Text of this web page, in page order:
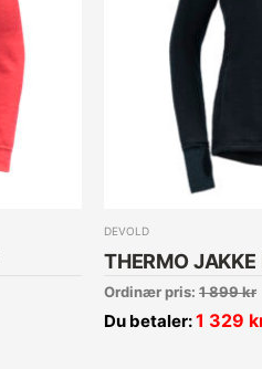
DEVOLD
THERMO JAKKE
Ordinær pris: 1 899kr
Du betaler:1 329